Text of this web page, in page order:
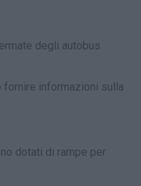
degli autobus
informazioni sulla
dotati di rampe per